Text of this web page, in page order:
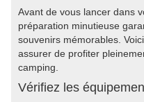
Avant de vous lancer dans
préparation minutieuse
souvenirs mémorables.
assurer de profiter
camping.
Vérifiez les